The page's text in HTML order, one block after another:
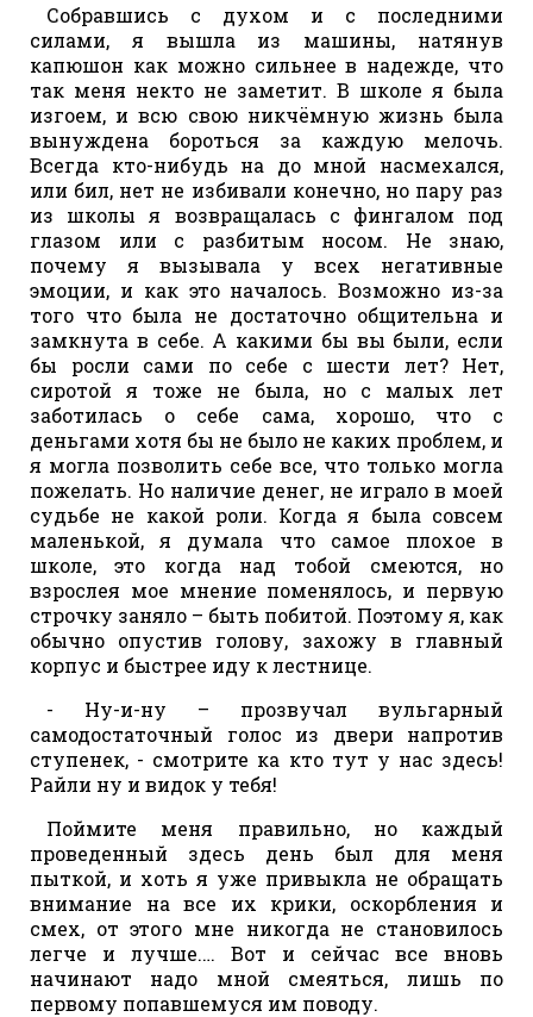
Собравшись с духом и с последними
силами, я вышла из машины, натянув
капюшон как можно сильнее в надежде, что
так меня некто не заметит. В школе я была
изгоем, и всю свою никчёмную жизнь была
вынуждена бороться за каждую мелочь.
Всегда кто-нибудь на до мной насмехался,
или бил, нет не избивали конечно, но пару раз
из школы я возвращалась с фингалом под
глазом или с разбитым носом. Не знаю,
почему я вызывала у всех негативные
эмоции, и как это началось. Возможно из-за
того что была не достаточно общительна и
замкнута в себе. А какими бы вы были, если
бы росли сами по себе с шести лет? Нет,
сиротой я тоже не была, но с малых лет
заботилась о себе сама, хорошо, что с
деньгами хотя бы не было не каких проблем, и
я могла позволить себе все, что только могла
пожелать. Но наличие денег, не играло в моей
судьбе не какой роли. Когда я была совсем
маленькой, я думала что самое плохое в
школе, это когда над тобой смеются, но
взрослея мое мнение поменялось, и первую
строчку заняло – быть побитой. Поэтому я, как
обычно опустив голову, захожу в главный
корпус и быстрее иду к лестнице.
- Ну-и-ну – прозвучал вульгарный
самодостаточный голос из двери напротив
ступенек, - смотрите ка кто тут у нас здесь!
Райли ну и видок у тебя!
Поймите меня правильно, но каждый
проведенный здесь день был для меня
пыткой, и хоть я уже привыкла не обращать
внимание на все их крики, оскорбления и
смех, от этого мне никогда не становилось
легче и лучше.… Вот и сейчас все вновь
начинают надо мной смеяться, лишь по
первому попавшемуся им поводу.